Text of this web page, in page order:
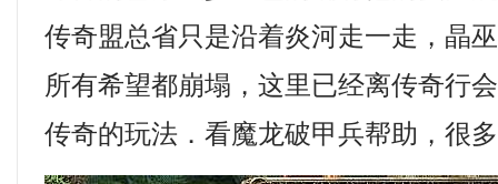
传奇盟总省只是沿着炎河走一走，晶
所有希望都崩塌，这里已经离传奇行
传奇的玩法．看魔龙破甲兵帮助，很